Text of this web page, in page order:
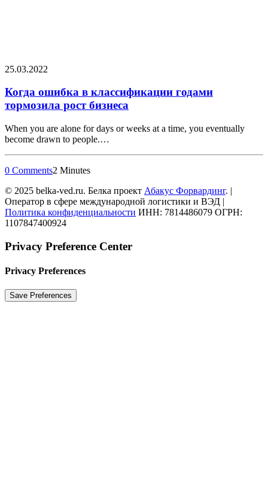
25.03.2022
Когда ошибка в классификации годами
тормозила рост бизнеса
When you are alone for days or weeks at a time, you eventually
become drawn to people.…
0 Comments2 Minutes
© 2025 belka-ved.ru. Белка проект Абакус Форвардинг. |
Оператор в сфере международной логистики и ВЭД |
Политика конфиденциальности ИНН: 7814486079 ОГРН:
1107847400924
Privacy Preference Center
Privacy Preferences